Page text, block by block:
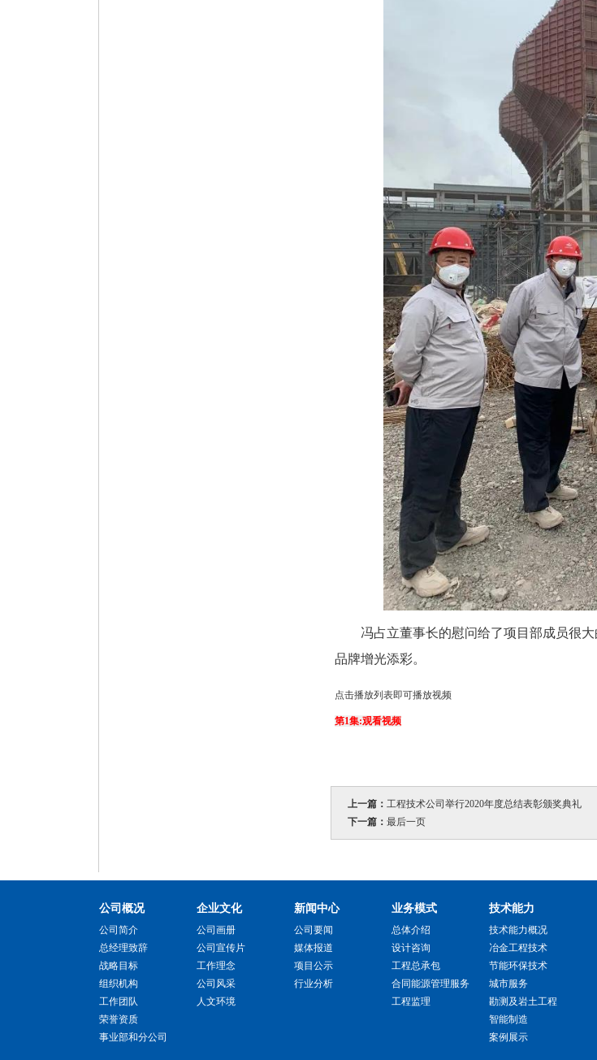
冯占立董事长的慰问给了项目部成员很大
品牌增光添彩。
点击播放列表即可播放视频
第1集:观看视频
上一篇： 工程技术公司举行2020年度总结表彰颁奖典礼
下一篇： 最后一页
公司概况
公司简介
总经理致辞
战略目标
组织机构
工作团队
荣誉资质
事业部和分公司
企业文化
公司画册
公司宣传片
工作理念
公司风采
人文环境
新闻中心
公司要闻
媒体报道
项目公示
行业分析
业务模式
总体介绍
设计咨询
工程总承包
合同能源管理服务
工程监理
技术能力
技术能力概况
冶金工程技术
节能环保技术
城市服务
勘测及岩土工程
智能制造
案例展示